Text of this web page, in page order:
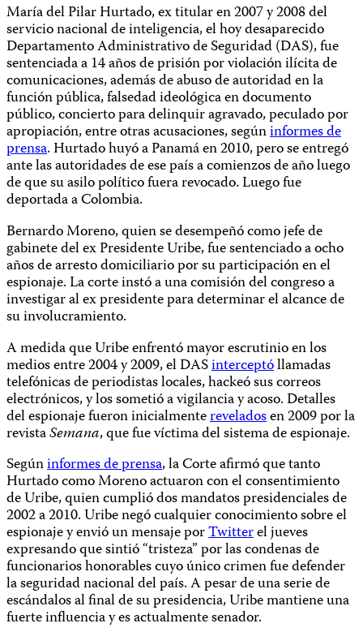
María del Pilar Hurtado, ex titular en 2007 y 2008 del
servicio nacional de inteligencia, el hoy desaparecido
Departamento Administrativo de Seguridad (DAS), fue
sentenciada a 14 años de prisión por violación ilícita de
comunicaciones, además de abuso de autoridad en la
función pública, falsedad ideológica en documento
público, concierto para delinquir agravado, peculado por
apropiación, entre otras acusaciones, segúninformes de
prensa.​ Hurtado huyó a Panamá en 2010, pero se entregó
ante las autoridades de ese país a comienzos de año luego
de que su asilo político fuera revocado. Luego fue
deportada a Colombia.
Bernardo Moreno, quien se desempeñó como jefe de
gabinete del ex Presidente Uribe, fue sentenciado a ocho
años de arresto domiciliario por su participación en el
espionaje. La corte instó a una comisión del congreso a
investigar al ex presidente para determinar el alcance de
su involucramiento.
A medida que Uribe enfrentó mayor escrutinio en los
medios entre 2004 y 2009, el DASinterceptóllamadas
telefónicas de periodistas locales, hackeó sus correos
electrónicos, y los sometió a vigilancia y acoso. Detalles
del espionaje fueron inicialmentereveladosen 2009 por la
revistaSemana, que fue víctima del sistema de espionaje.
Segúninformes de prensa, la Corte afirmó que tanto
Hurtado como Moreno actuaron con el consentimiento
de Uribe, quien cumplió dos mandatos presidenciales de
2002 a 2010. Uribe negó cualquier conocimiento sobre el
espionaje y envió un mensaje porTwitterel jueves
expresando que sintió “tristeza” por las condenas de
funcionarios honorables cuyo único crimen fue defender
la seguridad nacional del país. A pesar de una serie de
escándalos al final de su presidencia, Uribe mantiene una
fuerte influencia y es actualmente senador.